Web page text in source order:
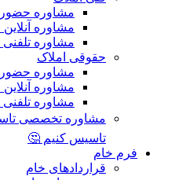
مشاوره
مشاوره
مشاوره
حقوقی املاک
مشاوره
مشاوره
مشاوره
مشاوره تخصصی
تاسیس کنیم 🤔
فرم خام
قراردادهای خام